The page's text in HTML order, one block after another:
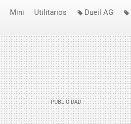
Mini Utilitarios Dueil AG